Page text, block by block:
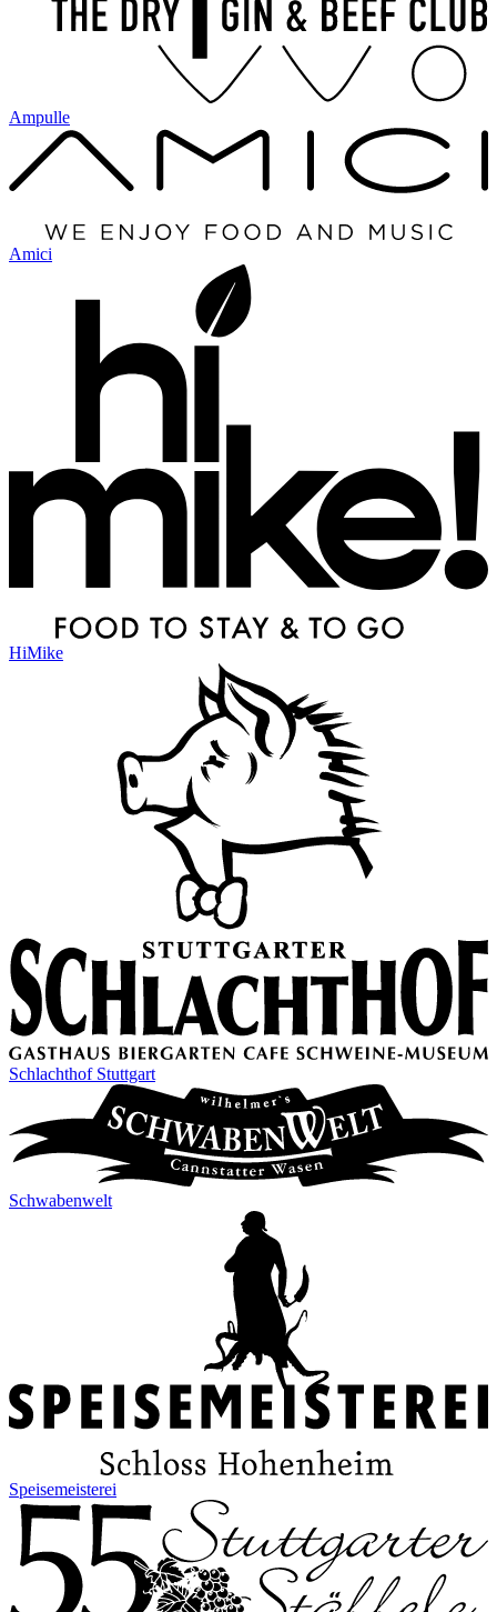
Ampulle
Amici
HiMike
Schlachthof Stuttgart
Schwabenwelt
Speisemeisterei